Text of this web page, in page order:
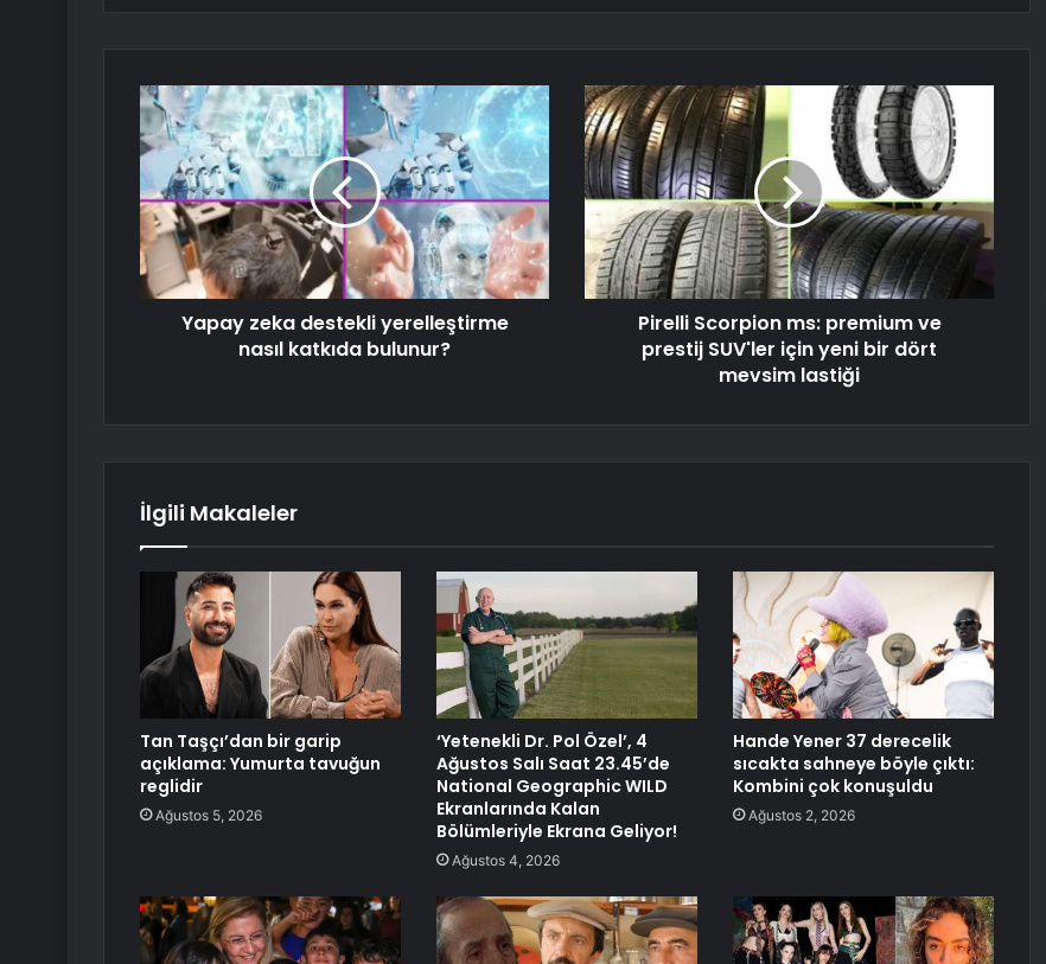
Yapay zeka destekli yerelleştirme
nasıl katkıda bulunur?
Pirelli Scorpion ms: premium ve
prestij SUV'ler için yeni bir dört
mevsim lastiği
İlgili Makaleler
Tan Taşçı’dan bir garip
açıklama: Yumurta tavuğun
reglidir
Ağustos 5, 2026
‘Yetenekli Dr. Pol Özel’, 4
Ağustos Salı Saat 23.45’de
National Geographic WILD
Ekranlarında Kalan
Bölümleriyle Ekrana Geliyor!
Ağustos 4, 2026
Hande Yener 37 derecelik
sıcakta sahneye böyle çıktı:
Kombini çok konuşuldu
Ağustos 2, 2026